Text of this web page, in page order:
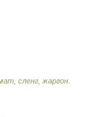
сленг, жаргон